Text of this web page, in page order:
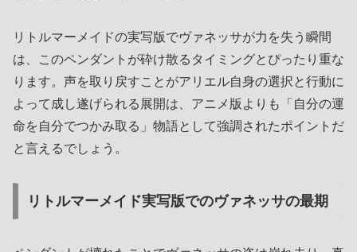
リトルマーメイドの実写版でヴァネッサが力を失う瞬間
は、このペンダントが砕け散るタイミングとぴったり重な
ります。声を取り戻すことがアリエル自身の選択と行動に
よって成し遂げられる展開は、アニメ版よりも「自分の運
命を自分でつかみ取る」物語として強調されたポイントだ
と言えるでしょう。
リトルマーメイド実写版でのヴァネッサの最期